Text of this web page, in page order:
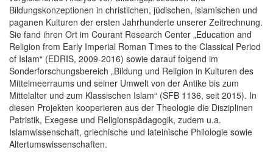
Bildungskonzeptionen in christlichen, jüdischen, islamischen und
paganen Kulturen der ersten Jahrhunderte unserer Zeitrechnung.
Sie fand ihren Ort im Courant Research Center „Education and
Religion from Early Imperial Roman Times to the Classical Period
of Islam“ (EDRIS, 2009-2016) sowie darauf folgend im
Sonderforschungsbereich „Bildung und Religion in Kulturen des
Mittelmeerraums und seiner Umwelt von der Antike bis zum
Mittelalter und zum Klassischen Islam“ (SFB 1136, seit 2015). In
diesen Projekten kooperieren aus der Theologie die Disziplinen
Patristik, Exegese und Religionspädagogik, zudem u.a.
Islamwissenschaft, griechische und lateinische Philologie sowie
Altertumswissenschaften.